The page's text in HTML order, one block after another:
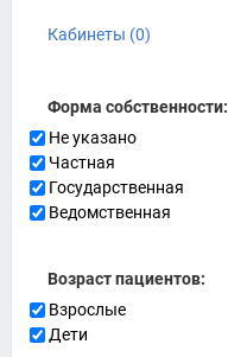
Кабинеты (0)
Форма собственности:
Не указано
Частная
Государственная
Ведомственная
Возраст пациентов:
Взрослые
Дети